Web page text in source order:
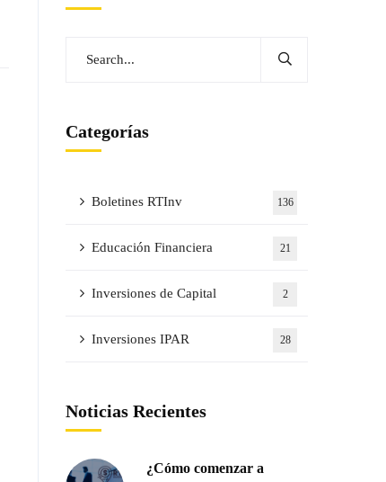
Categorías
Boletines RTInv 136
Educación Financiera 21
Inversiones de Capital 2
Inversiones IPAR 28
Noticias Recientes
¿Cómo comenzar a